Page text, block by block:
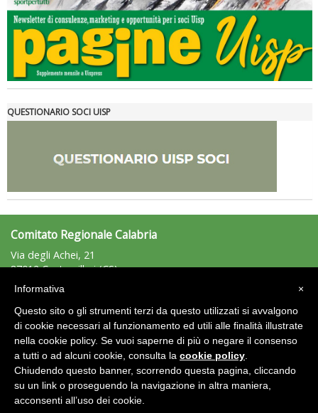
La formazione Uisp rallenta ma prosegue anche in estate
QUESTIONARIO SOCI UISP
Comitato Regionale Calabria
Via degli Achei, 21
87012 Castrovillari (CS)
Tel: 347/6317609 - Fax: n.d.
C.F:: 97007790799
Area Riservata 2.0
×
Informativa
Questo sito o gli strumenti terzi da questo utilizzati si avvalgono
di cookie necessari al funzionamento ed utili alle finalità illustrate
nella cookie policy. Se vuoi saperne di più o negare il consenso
a tutti o ad alcuni cookie, consulta la cookie policy
Chiudendo questo banner, scorrendo questa pagina, cliccando
su un link o proseguendo la navigazione in altra maniera,
acconsenti all’uso dei cookie.